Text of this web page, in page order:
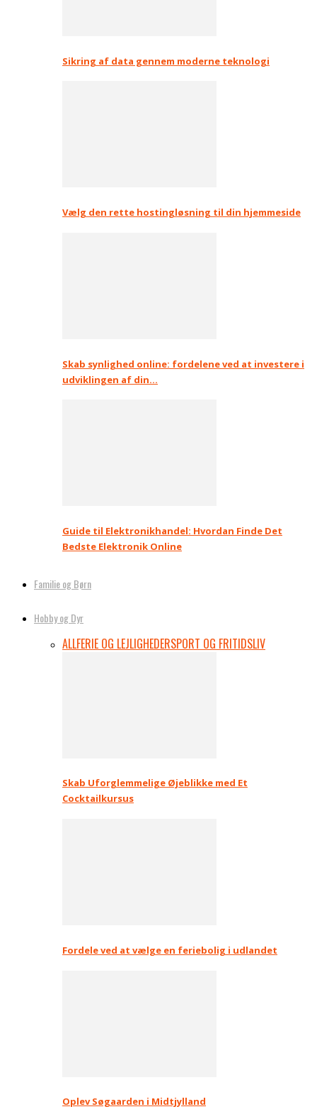
Sikring af data gennem moderne teknologi
Vælg den rette hostingløsning til din hjemmeside
Skab synlighed online: fordelene ved at investere i
udviklingen af din…
Guide til Elektronikhandel: Hvordan Finde Det
Bedste Elektronik Online
Familie og Børn
Hobby og Dyr
ALLFERIE OG LEJLIGHEDERSPORT OG FRITIDSLIV
Skab Uforglemmelige Øjeblikke med Et
Cocktailkursus
Fordele ved at vælge en feriebolig i udlandet
Oplev Søgaarden i Midtjylland